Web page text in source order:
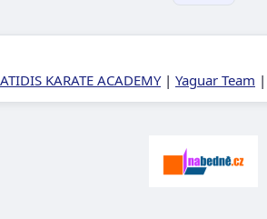
KARATE ACADEMY| Yaguar Team |